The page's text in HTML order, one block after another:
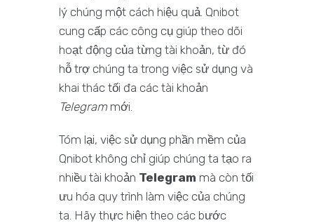
lý chúng một cách hiệu quả. Qnibot
cung cấp các công cụ giúp theo dõi
hoạt động của từng tài khoản, từ đó
hỗ trợ chúng ta trong việc sử dụng và
khai thác tối đa các tài khoản
Telegram mới.
Tóm lại, việc sử dụng phần mềm của
Qnibot không chỉ giúp chúng ta tạo ra
nhiều tài khoản Telegram mà còn tối
ưu hóa quy trình làm việc của chúng
ta. Hãy thực hiện theo các bước